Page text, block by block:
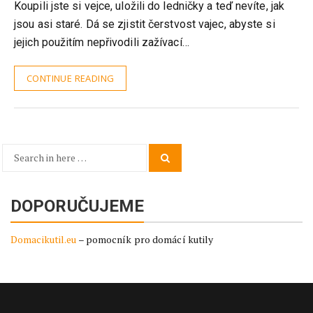
Koupili jste si vejce, uložili do ledničky a teď nevíte, jak
jsou asi staré. Dá se zjistit čerstvost vajec, abyste si
jejich použitím nepřivodili zažívací…
CONTINUE READING
Search
DOPORUČUJEME
Domacikutil.eu – pomocník pro domácí kutily